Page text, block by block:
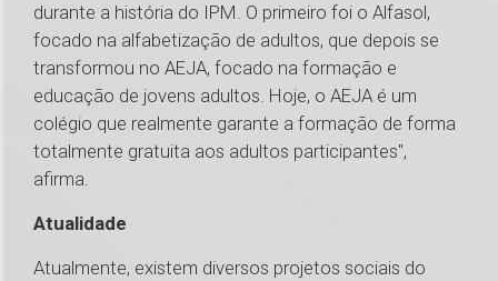
durante a história do IPM. O primeiro foi o Alfasol,
focado na alfabetização de adultos, que depois se
transformou no AEJA, focado na formação e
educação de jovens adultos. Hoje, o AEJA é um
colégio que realmente garante a formação de forma
totalmente gratuita aos adultos participantes",
afirma.
Atualidade
Atualmente, existem diversos projetos sociais do